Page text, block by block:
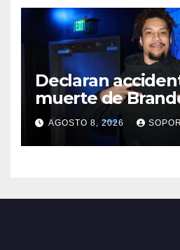
Declaran
muerte de
por consumo de
cocaína
AGOSTO 8, 2026